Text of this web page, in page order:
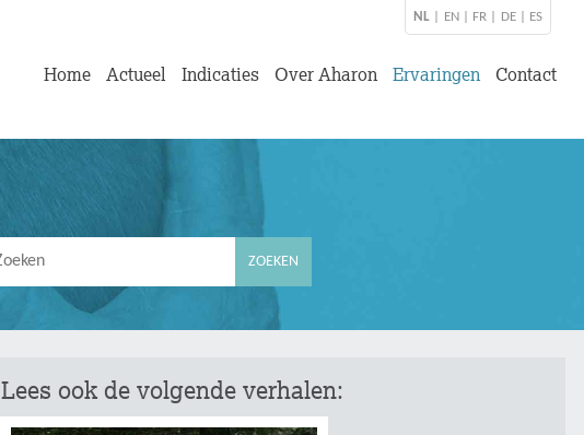
NL EN FR DE ES
Home Actueel Indicaties Over Aharon Ervaringen Contact
Lees ook de volgende verhalen: